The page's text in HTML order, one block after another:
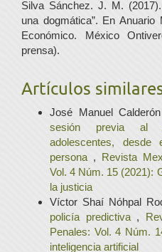
Silva Sánchez. J. M.
una dogmática”. En
Económico. México
prensa).
Artículos
José Manuel
sesión previa al
adolescentes,
persona , Revista
Vol. 4 Núm. 15 (2021):
la justicia
Víctor Shaí Nóhpal
policía predictiva ,
Penales: Vol. 4 Núm.
inteligencia artificial